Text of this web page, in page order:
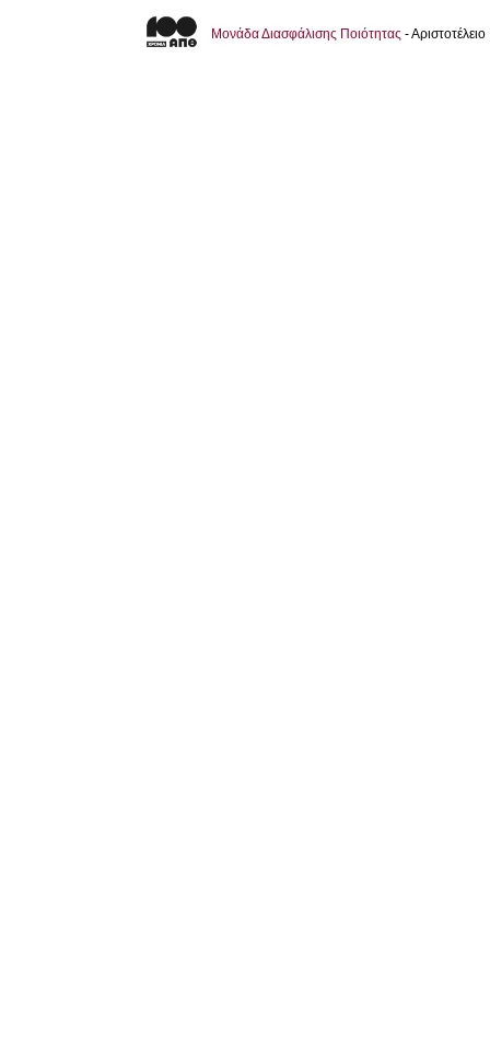
Μονάδα Διασφάλισης Ποιότητας -